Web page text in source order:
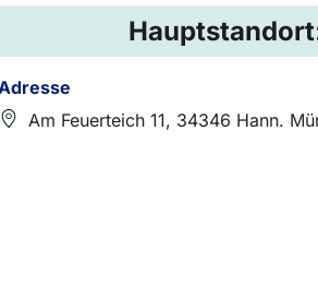
Am Feuerteich 11, 34346 Hann.